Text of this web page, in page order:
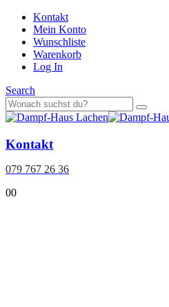
Kontakt
Mein Konto
Wunschliste
Warenkorb
Log In
Search
Kontakt
079 767 26 36
00